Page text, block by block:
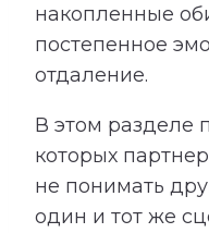
накопленные
постепенное
отдаление.
В этом разделе
которых
не понимать
один и тот же